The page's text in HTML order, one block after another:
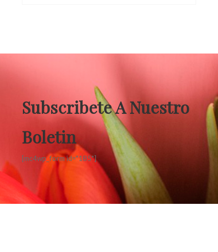
Subscribete A Nuestro
Boletin
[mc4wp_form id="185"]